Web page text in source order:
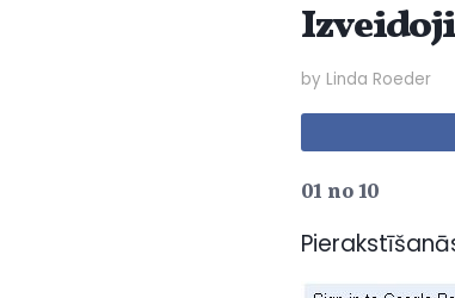
by Linda Roeder
01 no 10